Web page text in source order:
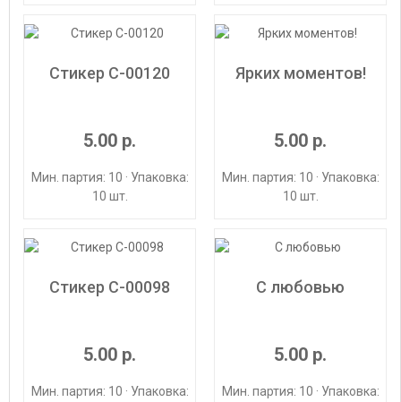
Стикер С-00120
5.00 р.
Мин. партия: 10 · Упаковка:
10 шт.
Ярких моментов!
5.00 р.
Мин. партия: 10 · Упаковка:
10 шт.
Стикер С-00098
5.00 р.
Мин. партия: 10 · Упаковка:
С любовью
5.00 р.
Мин. партия: 10 · Упаковка: